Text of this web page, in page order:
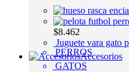
$8.462
Juguete vara gato
Accesorios
PERROS
GATOS